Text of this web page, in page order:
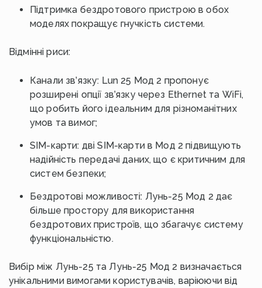
Підтримка бездротового пристрою в обох
моделях покращує гнучкість системи.
Відмінні риси:
Канали зв’язку: Lun 25 Мод 2 пропонує
розширені опції зв’язку через Ethernet та WiFi,
що робить його ідеальним для різноманітних
умов та вимог;
SIM-карти: дві SIM-карти в Мод 2 підвищують
надійність передачі даних, що є критичним для
систем безпеки;
Бездротові можливості: Лунь-25 Мод 2 дає
більше простору для використання
бездротових пристроїв, що збагачує систему
функціональністю.
Вибір між Лунь-25 та Лунь-25 Мод 2 визначається
унікальними вимогами користувачів, варіюючи від